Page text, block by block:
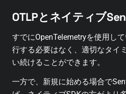
OTLPとネイティブ
すでにOpenTelemetryを使用し
行する必要はなく、適切なタイ
い続けることができます。
一方で、新規に始める場合で